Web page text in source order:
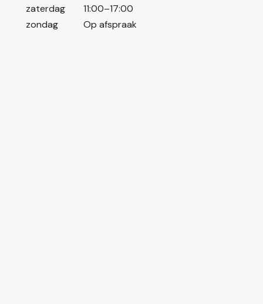
zaterdag
11:00–17:00
zondag
Op afspraak